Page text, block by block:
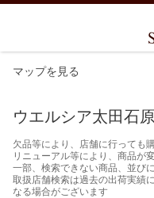
マップを見る
ウエルシア太田石
欠品等により、店舗に行っても
リニューアル等により、商品が
一部、検索できない商品、並び
取扱店舗検索は過去の出荷実績
なる場合がございます